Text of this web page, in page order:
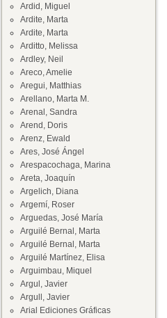
Ardid, Miguel
Ardite, Marta
Ardite, Marta
Arditto, Melissa
Ardley, Neil
Areco, Amelie
Aregui, Matthias
Arellano, Marta M.
Arenal, Sandra
Arend, Doris
Arenz, Ewald
Ares, José Ángel
Arespacochaga, Marina
Areta, Joaquín
Argelich, Diana
Argemí, Roser
Arguedas, José María
Arguilé Bernal, Marta
Arguilé Bernal, Marta
Arguilé Martínez, Elisa
Arguimbau, Miquel
Argul, Javier
Argull, Javier
Arial Ediciones Gráficas